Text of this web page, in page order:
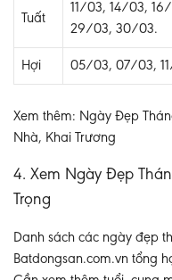
Tuất
11/03, 14/03,
29/03, 30/03.
Hợi 05/03, 07/03,
Xem thêm: Ngày Đẹp
Nhà, Khai Trương
4. Xem Ngày Đẹp
Trọng
Danh sách các ngày đẹp
Batdongsan.com.vn tổng